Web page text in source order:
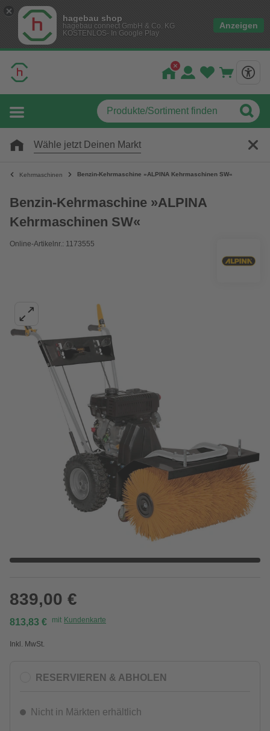
hagebau shop
hagebau connect GmbH & Co. KG
KOSTENLOS- In Google Play
Anzeigen
Wähle jetzt Deinen Markt
Kehrmaschinen Benzin-Kehrmaschine »ALPINA Kehrmaschinen SW«
Benzin-Kehrmaschine »ALPINA
Kehrmaschinen SW«
Online-Artikelnr.: 1173555
839,00 €
813,83 € mit Kundenkarte
Inkl. MwSt.
RESERVIEREN & ABHOLEN
Nicht in Märkten erhältlich